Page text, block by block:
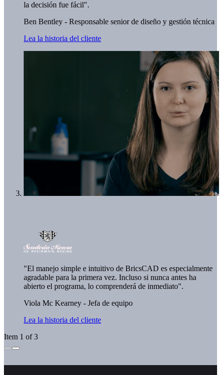
la decisión fue fácil".
Ben Bentley - Responsable senior de diseño y gestión técnica
Lea la historia del cliente
"El manejo simple e intuitivo de BricsCAD es especialmente
agradable para la primera vez. Incluso si nunca antes ha
abierto el programa, lo comprenderá de inmediato".
Viola Mc Kearney - Jefa de equipo
Lea la historia del cliente
Item 1 of 3